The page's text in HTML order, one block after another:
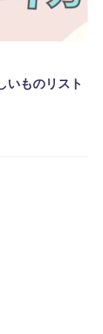
いものリスト